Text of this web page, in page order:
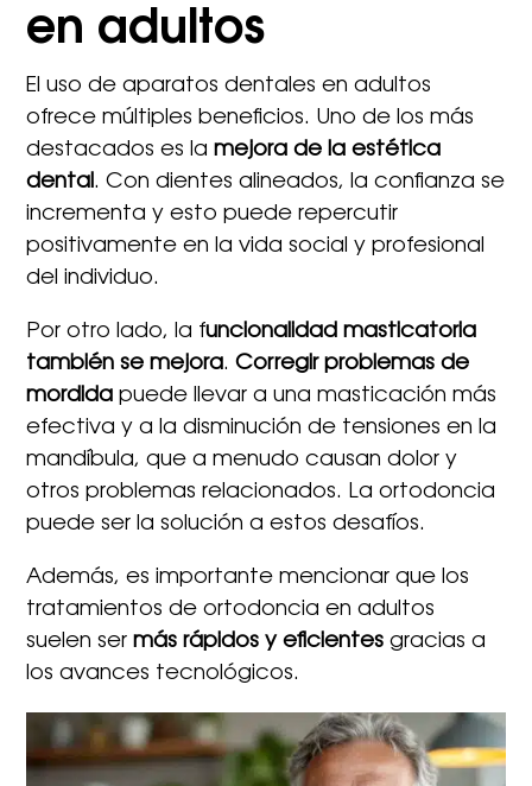
en adultos
El uso de aparatos dentales en adultos
ofrece múltiples beneficios. Uno de los más
destacados es lamejora de la estética
dental. Con dientes alineados, la confianza se
incrementa y esto puede repercutir
positivamente en la vida social y profesional
del individuo.
Por otro lado, la funcionalidad masticatoria
también se mejora.Corregir problemas de
mordida puede llevar a una masticación más
efectiva y a la disminución de tensiones en la
mandíbula, que a menudo causan dolor y
otros problemas relacionados. La ortodoncia
puede ser la solución a estos desafíos.
Además, es importante mencionar que los
tratamientos de ortodoncia en adultos
suelen sermás rápidos y eficientesgracias a
los avances tecnológicos.